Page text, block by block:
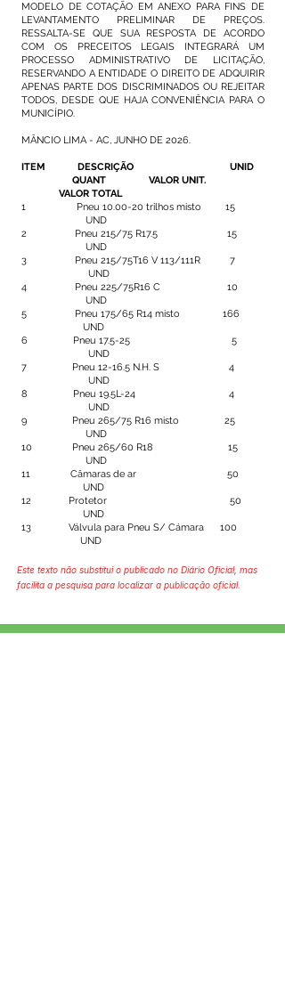
MODELO DE COTAÇÃO EM ANEXO PARA FINS DE
LEVANTAMENTO PRELIMINAR DE PREÇOS.
RESSALTA-SE QUE SUA RESPOSTA DE ACORDO
COM OS PRECEITOS LEGAIS INTEGRARÁ UM
PROCESSO ADMINISTRATIVO DE LICITAÇÃO,
RESERVANDO A ENTIDADE O DIREITO DE ADQUIRIR
APENAS PARTE DOS DISCRIMINADOS OU REJEITAR
TODOS, DESDE QUE HAJA CONVENIÊNCIA PARA O
MUNICÍPIO.
MÂNCIO LIMA - AC, JUNHO DE 2026.
ITEM DESCRIÇÃO UNID
QUANT VALOR UNIT.
VALOR TOTAL
1 Pneu 10.00-20 trilhos misto 15
UND
2 Pneu 215/75 R17.5 15
UND
3 Pneu 215/75T16 V 113/111R 7
UND
4 Pneu 225/75R16 C 10
UND
5 Pneu 175/65 R14 misto 166
UND
6 Pneu 17.5-25 5
UND
7 Pneu 12-16.5 N.H. S 4
UND
8 Pneu 19.5L-24 4
UND
9 Pneu 265/75 R16 misto 25
UND
10 Pneu 265/60 R18 15
UND
11 Câmaras de ar 50
UND
12 Protetor 50
UND
13 Válvula para Pneu S/ Cámara 100
UND
Este texto não substitui o publicado no Diário Oficial, mas
facilita a pesquisa para localizar a publicação oficial.